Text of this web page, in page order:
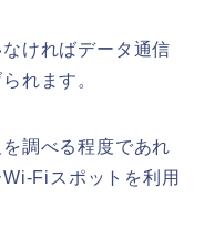
ければデータ通信
れます。
調べる程度であれ
Fiスポットを利用